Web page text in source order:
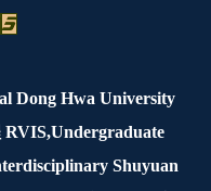
Dong Hwa University
Shuyuan